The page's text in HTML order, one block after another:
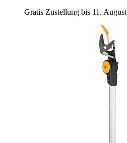
Gratis Zustellung bis 11. August